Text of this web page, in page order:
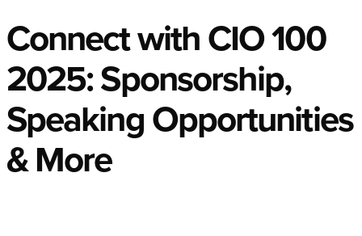
Connect with CIO 100
2025: Sponsorship,
Speaking Opportunities
& More